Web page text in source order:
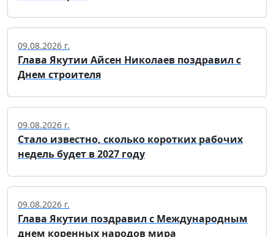
09.08.2026 г.
Глава Якутии Айсен Николаев поздравил с
Днем строителя
09.08.2026 г.
Стало известно, сколько коротких рабочих
недель будет в 2027 году
09.08.2026 г.
Глава Якутии поздравил с Международным
днем коренных народов мира